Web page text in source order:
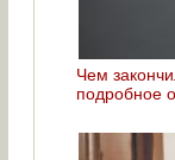
Чем
подробное